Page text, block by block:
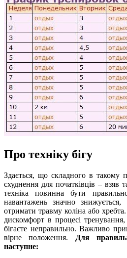
Про техніку бігу
Здається, що складного в такому
схуднення для початківців – взяв
техніка повинна бути
навантажень значно знижується,
отримати травму коліна або
дискомфорт в процесі
бігаєте неправильно. Важливо
вірне положення.
Для
наступне: